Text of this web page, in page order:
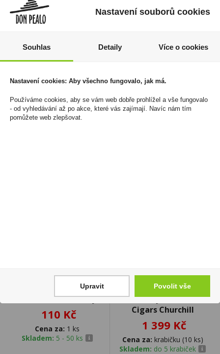
19 Kč
Cena za:
1 ks
Skladem:více než 500 ks
35% (dárkové balení
zimní set čepice a
rukavice)
799 Kč 689 Kč
Rosé 0,75l Víno Motýl
110 Kč
Cena za: 1 ks
Skladem: 5 - 50 ks
Doutníky Stanislaw
Cigars Churchill
1 399 Kč
Cena za: krabičku (10 ks)
Skladem: do 5 krabiček
Nastavení souborů cookies
Souhlas Detaily Více o cookies
Nastavení cookies: Aby všechno fungovalo, jak má.
Používáme cookies, aby se vám web dobře prohlížel a vše fungovalo
- od vyhledávání až po akce, které vás zajímají. Navíc nám tím
pomůžete web zlepšovat.
Upravit Povolit vše